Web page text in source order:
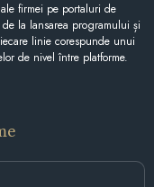
firmei pe portaluri de
la lansarea programului și
linie corespunde unui
de nivel între platforme.